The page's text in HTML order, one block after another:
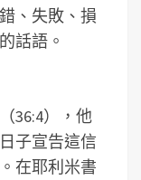
、失敗、損
話語。
36:4），他
子宣告這信
在耶利米書